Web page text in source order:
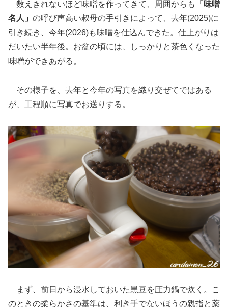
数えきれないほど味噌を作ってきて、周囲からも
「味噌
名人」 の呼び声高い叔母の手引きによって、去年(2025)に
引き続き、今年(2026)も味噌を仕込んできた。仕上がりは
だいたい半年後。お盆の頃には、しっかりと茶色くなった
味噌ができあがる。
その様子を、去年と今年の写真を織り交ぜてではある
が、工程順に写真でお送りする。
まず、前日から浸水しておいた黒豆を圧力鍋で炊く。こ
のときの柔らかさの基準は、利き手でないほうの親指と薬